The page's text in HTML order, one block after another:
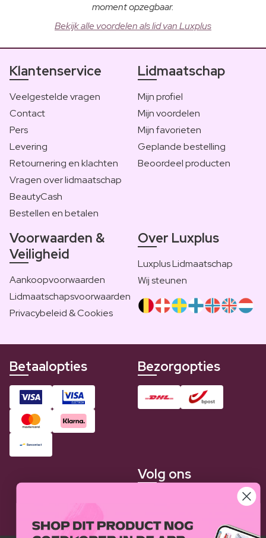
moment opzegbaar.
Bekijk alle voordelen als lid van Luxplus
Klantenservice
Veelgestelde vragen
Contact
Pers
Levering
Retournering en klachten
Vragen over lidmaatschap
BeautyCash
Bestellen en betalen
Lidmaatschap
Mijn profiel
Mijn voordelen
Mijn favorieten
Geplande bestelling
Beoordeel producten
Voorwaarden &
Veiligheid
Aankoopvoorwaarden
Lidmaatschapsvoorwaarden
Privacybeleid & Cookies
Over Luxplus
Luxplus Lidmaatschap
Wij steunen
Betaalopties Bezorgopties
Volg ons